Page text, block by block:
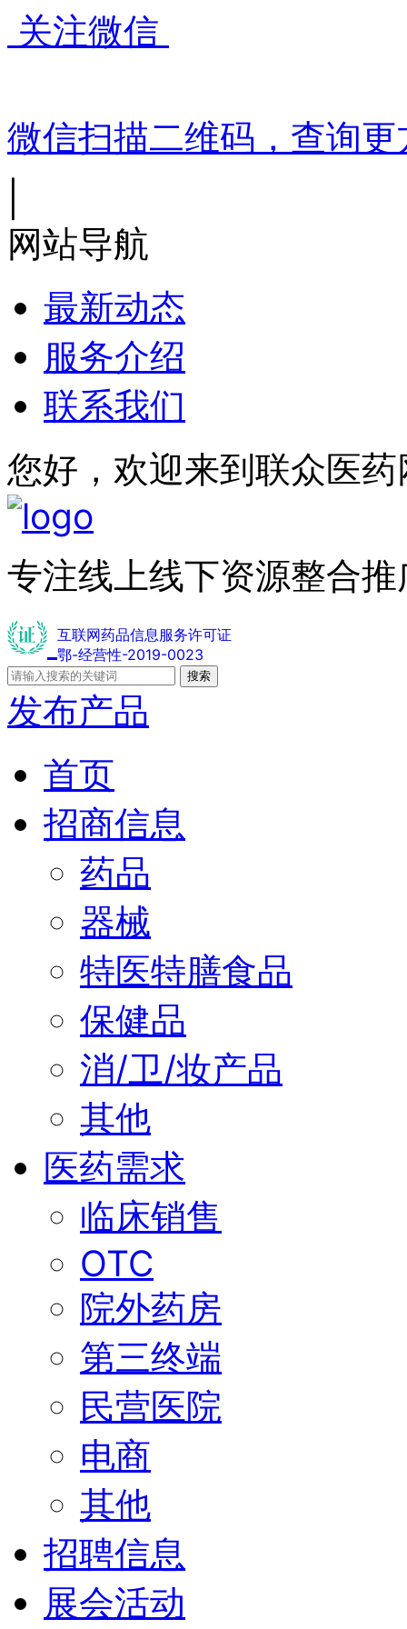
关注微信
微信扫描二维码，查询
网站导航
最新动态
服务介绍
联系我们
您好，欢迎来到联众医药
专注线上线下资源整合推
互联网药品信息服务许可证
鄂-经营性-2019-0023
搜索
发布产品
首页
招商信息
药品
器械
特医特膳食品
保健品
消/卫/妆产品
其他
医药需求
临床销售
OTC
院外药房
第三终端
民营医院
电商
其他
招聘信息
展会活动